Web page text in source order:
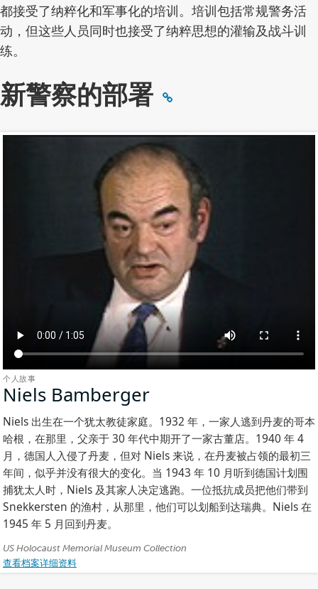
都接受了纳粹化和军事化的培训。培训包括常规警务活
动，但这些人员同时也接受了纳粹思想的灌输及战斗训
练。
新警察的部署
个人故事
Niels Bamberger
人
故
事)
Niels 出生在一个犹太教徒家庭。1932 年，一家人逃到丹麦的哥本
哈根，在那里，父亲于 30 年代中期开了一家古董店。1940 年 4
月，德国人入侵了丹麦，但对 Niels 来说，在丹麦被占领的最初三
年间，似乎并没有很大的变化。当 1943 年 10 月听到德国计划围
捕犹太人时，Niels 及其家人决定逃跑。一位抵抗成员把他们带到
Snekkersten 的渔村，从那里，他们可以划船到达瑞典。Niels 在
1945 年 5 月回到丹麦。
作
者:
US Holocaust Memorial Museum Collection
查看档案详细资料